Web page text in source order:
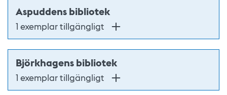
Aspuddens bibliotek
1 exemplar tillgängligt
Björkhagens bibliotek
1 exemplar tillgängligt